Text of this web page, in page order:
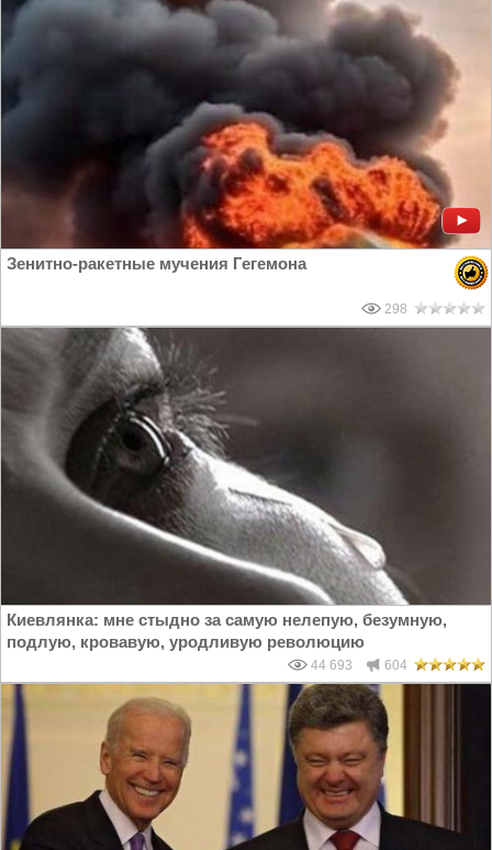
Зенитно-ракетные мучения Гегемона
298
Киевлянка: мне стыдно за самую нелепую, безумную,
подлую, кровавую, уродливую революцию
44 693 604